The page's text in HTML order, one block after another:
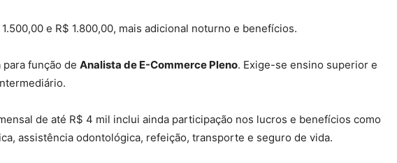
e R$ 1.800,00, mais adicional noturno e benefícios.
para função de Analista de E-Commerce Pleno. Exige-se ensino superior e
de até R$ 4 mil inclui ainda participação nos lucros e benefícios como
assistência odontológica, refeição, transporte e seguro de vida.